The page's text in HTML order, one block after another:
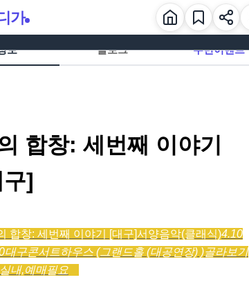
보 블로그 주변이벤트
합창: 세번째 이야기
]
합창: 세번째 이야기 [대구]서양음악(클래식)4.10
대구콘서트하우스 (그랜드홀 (대공연장) )골라보기
실내,예매필요
가